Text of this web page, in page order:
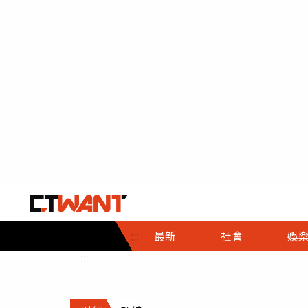
::: 最新 社會
社會首頁
時事
調查
娛樂
娛樂首頁
即時
財經首頁
熱線
政